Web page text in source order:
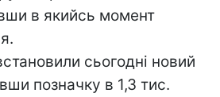
в якийсь момент
сьогодні новий
позначку в 1,3 тис.